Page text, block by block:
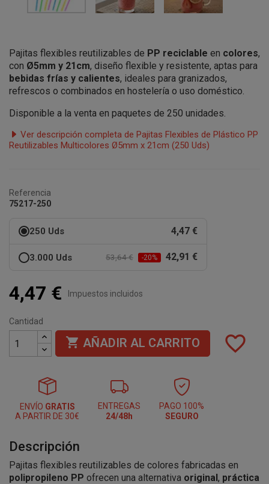
Pajitas flexibles reutilizables de PP reciclable en colores,
con Ø5mm y 21cm, diseño flexible y resistente, aptas para
bebidas frías y calientes, ideales para granizados,
refrescos o combinados en hostelería o uso doméstico.
Disponible a la venta en paquetes de 250 unidades.
Ver descripción completa de Pajitas Flexibles de Plástico PP
Reutilizables Multicolores Ø5mm x 21cm (250 Uds)
Referencia
75217-250
250 Uds 4,47 €
3.000 Uds 53,64 € -20% 42,91 €
4,47 € Impuestos incluidos
Cantidad
 AÑADIR AL CARRITO favorite_border
ENVÍO GRATIS
A PARTIR DE 30€
ENTREGAS
24/48h
PAGO 100%
SEGURO
Descripción
Pajitas flexibles reutilizables de colores fabricadas en
polipropileno PP ofrecen una alternativa original, práctica